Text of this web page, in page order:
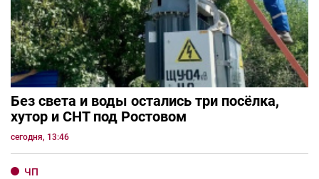
Без света и воды остались три посёлка,
хутор и СНТ под Ростовом
сегодня, 13:46
ЧП